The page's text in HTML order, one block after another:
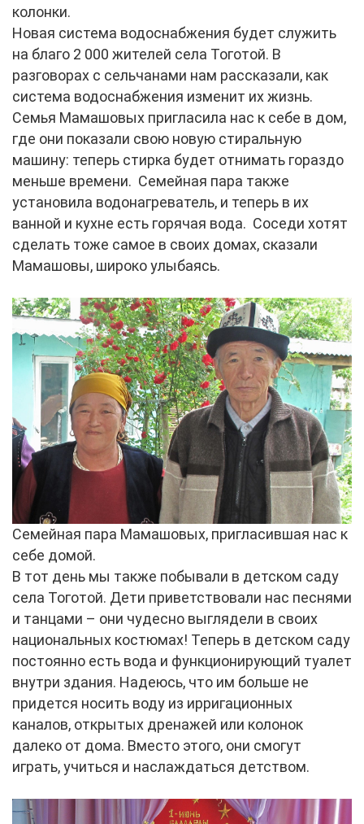
колонки.
Новая система водоснабжения будет служить
на благо 2 000 жителей села Тоготой. В
разговорах с сельчанами нам рассказали, как
система водоснабжения изменит их жизнь.
Семья Мамашовых пригласила нас к себе в дом,
где они показали свою новую стиральную
машину: теперь стирка будет отнимать гораздо
меньше времени. Семейная пара также
установила водонагреватель, и теперь в их
ванной и кухне есть горячая вода. Соседи хотят
сделать тоже самое в своих домах, сказали
Мамашовы, широко улыбаясь.
Семейная пара Мамашовых, пригласившая нас к
себе домой.
В тот день мы также побывали в детском саду
села Тоготой. Дети приветствовали нас песнями
и танцами – они чудесно выглядели в своих
национальных костюмах! Теперь в детском саду
постоянно есть вода и функционирующий туалет
внутри здания. Надеюсь, что им больше не
придется носить воду из ирригационных
каналов, открытых дренажей или колонок
далеко от дома. Вместо этого, они смогут
играть, учиться и наслаждаться детством.